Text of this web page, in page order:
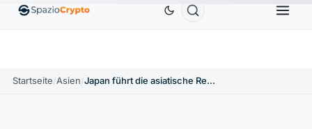
EthereumETH1.880,58 $ Tether USDT0,9991 $ BNBBNB
Startseite/Asien/ Japan führt die asiatische Regulierungswende mit dem ersten Insiderhandelsverbot in der Kryptowelt an